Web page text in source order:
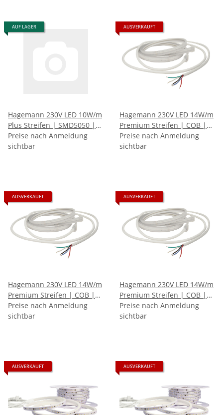
AUF LAGER
Hagemann 230V LED 10W/m
Plus Streifen | SMD5050 |
60LEDs/m | IP65 | RGB
Preise nach Anmeldung
sichtbar
AUSVERKAUFT
Hagemann 230V LED 14W/m
Premium Streifen | COB |
CRI90 | IP65 | Kaltweiß
(6500K)
Preise nach Anmeldung
sichtbar
AUSVERKAUFT
Hagemann 230V LED 14W/m
Premium Streifen | COB |
CRI90 | IP65 | Neutralweiß
(4000K)
Preise nach Anmeldung
sichtbar
AUSVERKAUFT
Hagemann 230V LED 14W/m
Premium Streifen | COB |
CRI90 | IP65 | Warmweiß
(2700K)
Preise nach Anmeldung
sichtbar
AUSVERKAUFT AUSVERKAUFT